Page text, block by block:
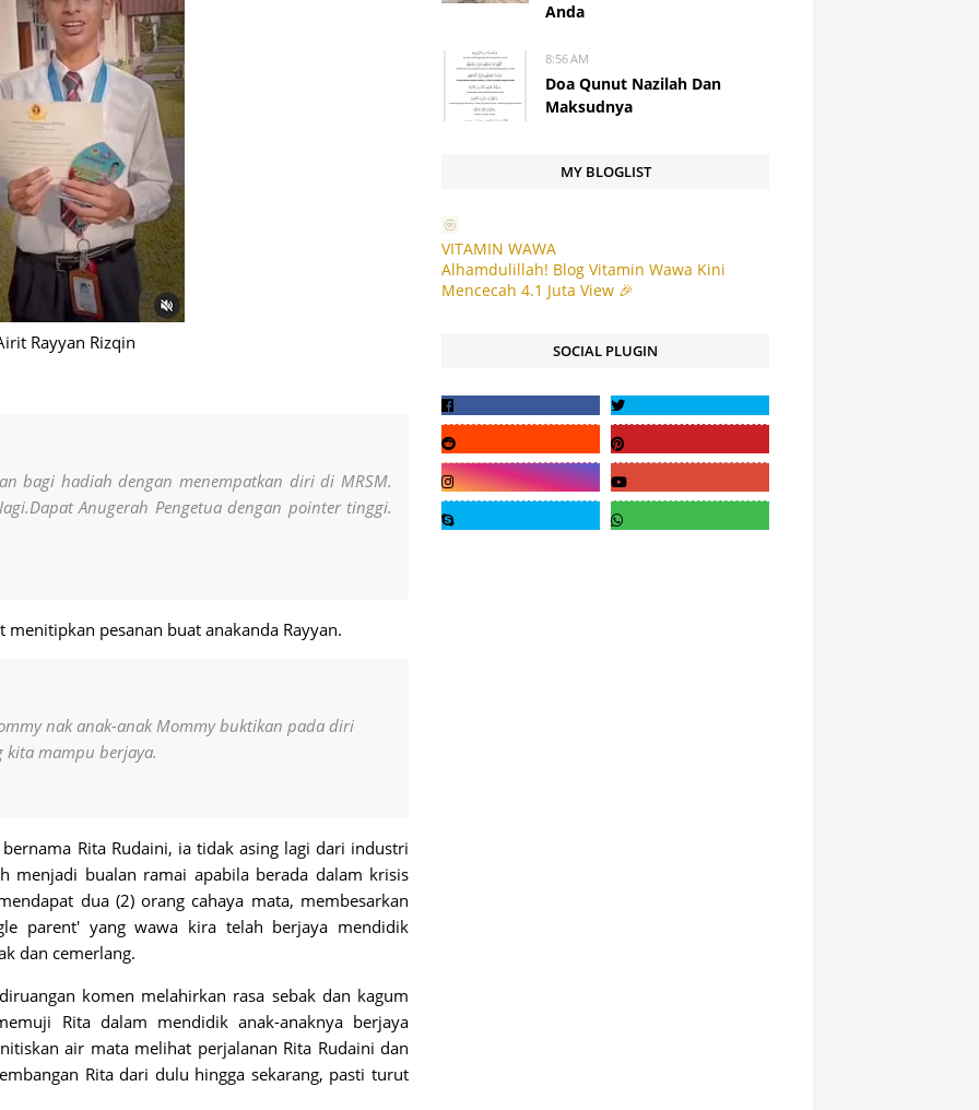
Rayyan Rizqin
bagi hadiah dengan menempatkan diri di MRSM.
Anugerah Pengetua dengan pointer tinggi.
pesanan buat anakanda Rayyan.
nak anak-anak Mommy buktikan pada diri
kita mampu berjaya.
Rita Rudaini, ia tidak asing lagi dari industri
menjadi bualan ramai apabila berada dalam krisis
dua (2) orang cahaya mata, membesarkan
parent' yang wawa kira telah berjaya mendidik
dan cemerlang.
komen melahirkan rasa sebak dan kagum
Rita dalam mendidik anak-anaknya berjaya
air mata melihat perjalanan Rita Rudaini dan
Rita dari dulu hingga sekarang, pasti turut
Anda
8:56 AM
Doa Qunut Nazilah Dan
Maksudnya
MY BLOGLIST
VITAMIN WAWA
Alhamdulillah! Blog Vitamin Wawa Kini
Mencecah 4.1 Juta View 🎉
SOCIAL PLUGIN